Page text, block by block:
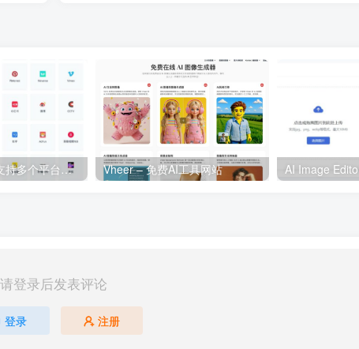
GreenVideo – 支持多个平台海量视频下载的网站 Vheer – 免费AI工具网站
请登录后发表评论
登录 注册